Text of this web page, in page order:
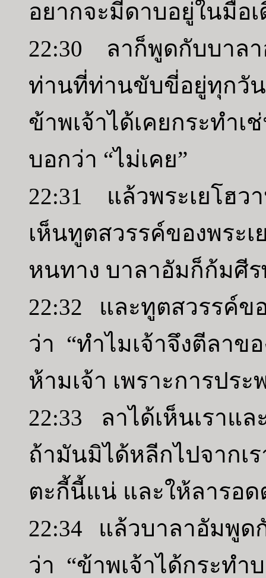
อยากจะมีดาบอยู่ในมือเ
22:30 ลาก็พูดกับบาล
ท่านที่ท่านขับขี่อยู่ทุกวั
ข้าพเจ้าได้เคยกระท
บอกว่า “ไม่เคย”
22:31 แล้วพระเยโฮว
เห็นทูตสวรรค์ของพระ
หนทาง บาลาอัมก็ก้มศี
22:32 และทูตสวรรค์ข
ว่า “ทำไมเจ้าจึงตีลาข
ห้ามเจ้า เพราะการปร
22:33 ลาได้เห็นเราแ
ถ้ามันมิได้หลีกไปจากเร
ตะกี้นี้แน่ และให้ลารอด
22:34 แล้วบาลาอัมพูด
ว่า “ข้าพเจ้าได้กระทำ